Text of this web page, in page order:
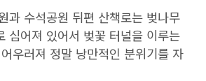
과 수석공원 뒤편 산책로는 벚나무
심어져 있어서 벚꽃 터널을 이루는
우러져 정말 낭만적인 분위기를 자